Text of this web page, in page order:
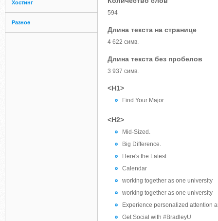
Хостинг
Разное
594
Длина текста на странице
4 622 симв.
Длина текста без пробелов
3 937 симв.
<H1>
Find Your Major
<H2>
Mid-Sized.
Big Difference.
Here's the Latest
Calendar
working together as one university
working together as one university
Experience personalized attention
Get Social with #BradleyU